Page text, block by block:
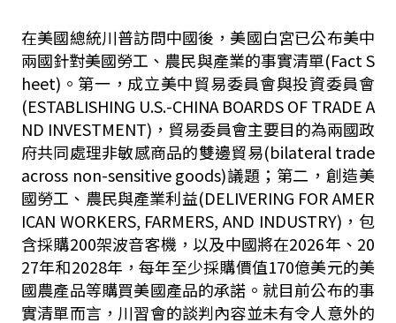
在美國總統川普訪問中國後，美國白宮已公布美中
兩國針對美國勞工、農民與產業的事實清單(Fact S
heet) 。第一，成立美中貿易委員會與投資委員會
(ESTABLISHING U.S.-CHINA BOARDS OF TRADE A
ND INVESTMENT) ，貿易委員會主要目的為兩國政
府共同處理非敏感商品的雙邊貿易(bilateral trade
across non-sensitive goods)議題；第二，創造美
國勞工、農民與產業利益(DELIVERING FOR AMER
ICAN WORKERS, FARMERS, AND INDUSTRY) ，包
含採購200架波音客機，以及中國將在2026年、 20
27年和2028年，每年至少採購價值170億美元的美
國農產品等購買美國產品的承諾。就目前公布的事
實清單而言，川習會的談判內容並未有令人意外的